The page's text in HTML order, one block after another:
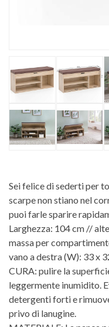
Sei felice di sederti per
scarpe non stiano nel
puoi farle sparire
Larghezza: 104 cm //
massa per
vano a destra (W): 33 x
CURA: pulire la
leggermente inumidito.
detergenti forti e
privo di lanugine.